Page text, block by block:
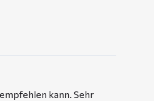
kann. Sehr